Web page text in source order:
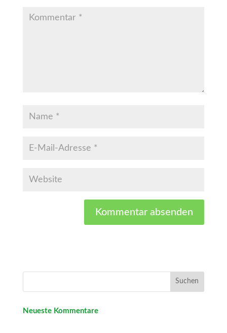
Neueste Kommentare